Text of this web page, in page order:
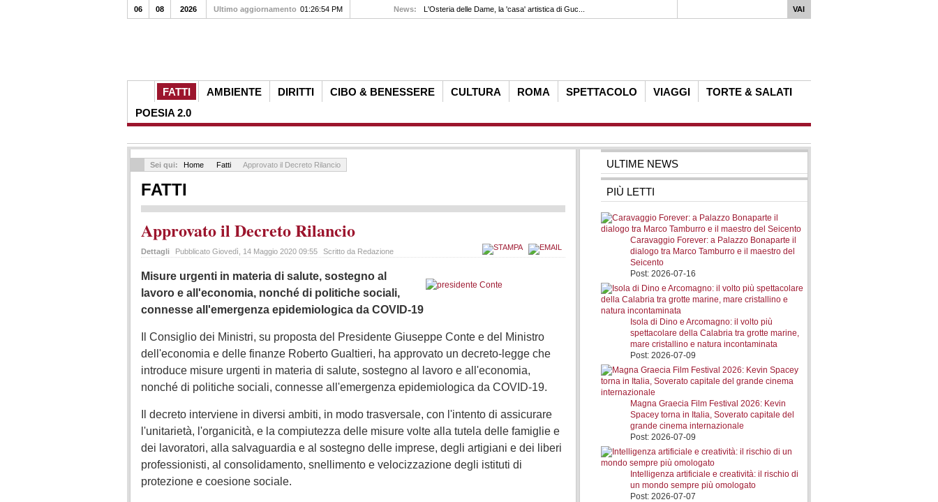
FATTI AMBIENTE DIRITTI CIBO & BENESSERE CULTURA ROMA SPETTACOLO VIAGGI
TORTE & SALATI
POESIA 2.0
06 08 2026 Ultimo aggiornamento 01:26:54 PM News: L'Osteria delle Dame, la 'casa' artistica di Guc...
Sei qui: Home Fatti Approvato il Decreto Rilancio
FATTI
Approvato il Decreto Rilancio
Dettagli Pubblicato Giovedì, 14 Maggio 2020 09:55 Scritto da Redazione
Misure urgenti in materia di salute, sostegno al
lavoro e all'economia, nonché di politiche sociali,
connesse all'emergenza epidemiologica da COVID-19
Il Consiglio dei Ministri, su proposta del Presidente Giuseppe Conte e del Ministro
dell'economia e delle finanze Roberto Gualtieri, ha approvato un decreto-legge che
introduce misure urgenti in materia di salute, sostegno al lavoro e all'economia,
nonché di politiche sociali, connesse all'emergenza epidemiologica da COVID-19.
Il decreto interviene in diversi ambiti, in modo trasversale, con l'intento di assicurare
l'unitarietà, l'organicità, e la compiutezza delle misure volte alla tutela delle famiglie e
dei lavoratori, alla salvaguardia e al sostegno delle imprese, degli artigiani e dei liberi
professionisti, al consolidamento, snellimento e velocizzazione degli istituti di
protezione e coesione sociale.
ULTIME NEWS
PIÙ LETTI
Caravaggio Forever: a Palazzo Bonaparte il
dialogo tra Marco Tamburro e il maestro del
Seicento
Post: 2026-07-16
Isola di Dino e Arcomagno: il volto più
spettacolare della Calabria tra grotte marine,
mare cristallino e natura incontaminata
Post: 2026-07-09
Magna Graecia Film Festival 2026: Kevin
Spacey torna in Italia, Soverato capitale del
grande cinema internazionale
Post: 2026-07-09
Intelligenza artificiale e creatività: il rischio di
un mondo sempre più omologato
Post: 2026-07-07